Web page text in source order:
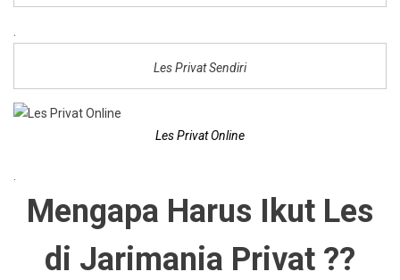
Les Privat Sendiri
Les Privat Online
Mengapa Harus Ikut Les
di Jarimania Privat ??